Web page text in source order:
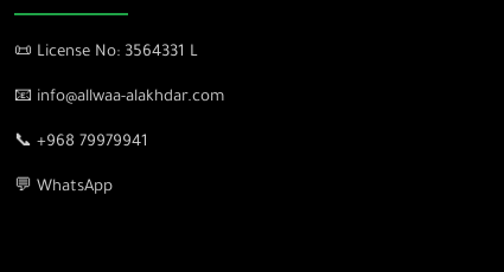
📜 License No: 3564331 L
📧 info@allwaa-alakhdar.com
📞 +968 79979941
💬 WhatsApp